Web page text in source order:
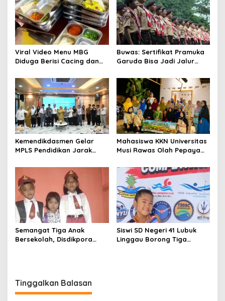
Viral Video Menu MBG
Diduga Berisi Cacing dan
Lakukan Investigasi
Buwas: Sertifikat Pramuka
Garuda Bisa Jadi Jalur
dan Perguruan Tinggi
Kemendikdasmen Gelar
MPLS Pendidikan Jarak
Kemandirian Belajar
Mahasiswa KKN Universitas
Musi Rawas Olah Pepaya
Jual Tinggi, Dorong UMKM
Desa Air Satan
Semangat Tiga Anak
Bersekolah, Disdikpora
Siswi SD Negeri 41 Lubuk
Linggau Borong Tiga
Tinggalkan Balasan